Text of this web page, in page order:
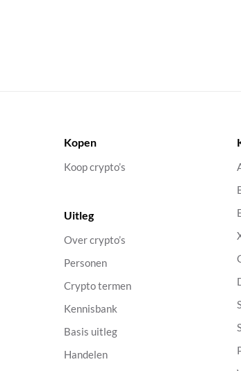
Kopen
Koop crypto’s
Uitleg
Over crypto’s
Personen
Crypto termen
Kennisbank
Basis uitleg
Handelen